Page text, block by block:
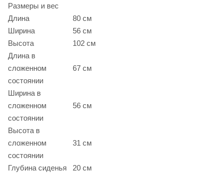
Размеры и вес
Длина
80 см
Ширина
56 см
Высота
102 см
Длина в
сложенном
состоянии
67 см
Ширина в
сложенном
состоянии
56 см
Высота в
сложенном
состоянии
31 см
Глубина сиденья 20 см